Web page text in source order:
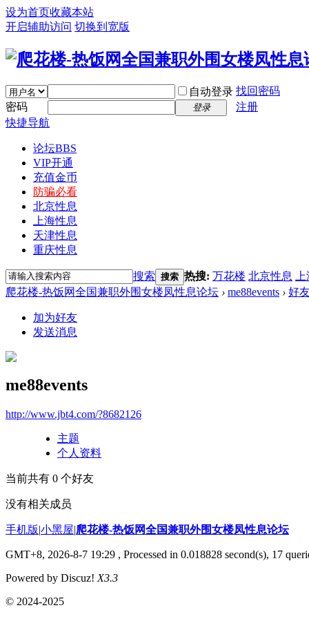
设为首页收藏本站
开启辅助访问 切换到宽版
自动登录 找回密码
密码
登录
注册
快捷导航
论坛BBS
VIP开通
充值金币
防骗必看
北京性息
上海性息
天津性息
重庆性息
搜索 搜索 热搜: 万花楼 北京性息
爬花楼-热饭网全国兼职外围女楼凤性息论坛 › me88events › 好
加为好友
发送消息
me88events
http://www.jbt4.com/?8682126
主题
个人资料
当前共有 0 个好友
没有相关成员
手机版|小黑屋|爬花楼-热饭网全国兼职外围女楼凤性息论坛
GMT+8, 2026-8-7 19:29 , Processed in 0.018828 second(s), 17
Powered by Discuz! X3.3
© 2024-2025